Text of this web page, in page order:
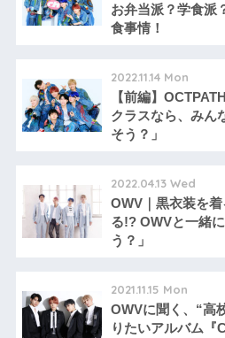
お弁当派？学食派
食事情！
2022.11.14 Mon
【前編】
クラスなら、みん
そう？」
2022.04.13 Wed
OWV｜黒衣装を
る!? OWVと一緒
う？」
2021.11.15 Mon
OWVに聞く、“高
りたいアルバム『